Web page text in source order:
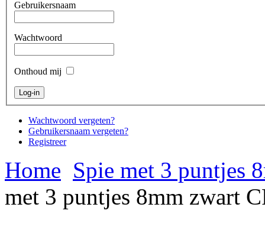
Gebruikersnaam
Wachtwoord
Onthoud mij
Wachtwoord vergeten?
Gebruikersnaam vergeten?
Registreer
Home Spie met 3 puntjes
met 3 puntjes 8mm zwart